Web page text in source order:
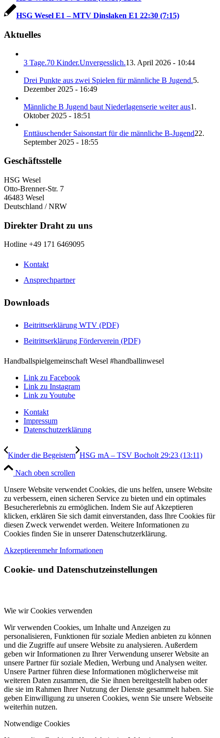
HSG Wesel E1 – MTV Dinslaken E1 22:30 (7:15)
Aktuelles
3 Tage.70 Kinder.Unvergesslich.13. April 2026 - 10:44
Drei Punkte aus zwei Spielen für männliche B Jugend.5.
Dezember 2025 - 16:49
Männliche B Jugend baut Niederlagenserie weiter aus1.
Oktober 2025 - 18:51
Enttäuschender Saisonstart für die männliche B-Jugend22.
September 2025 - 18:55
Geschäftsstelle
HSG Wesel
Otto-Brenner-Str. 7
46483 Wesel
Deutschland / NRW
Direkter Draht zu uns
Hotline +49 171 6469095
Kontakt
Ansprechpartner
Downloads
Beitrittserklärung WTV (PDF)
Beitrittserklärung Förderverein (PDF)
Handballspielgemeinschaft Wesel #handballinwesel
Link zu Facebook
Link zu Instagram
Link zu Youtube
Kontakt
Impressum
Datenschutzerklärung
Kinder die Begeistern HSG mA – TSV Bocholt 29:23 (13:11)
Nach oben scrollen
Unsere Website verwendet Cookies, die uns helfen, unsere Website
zu verbessern, einen sicheren Service zu bieten und ein optimales
Besuchererlebnis zu ermöglichen. Indem Sie auf Akzeptieren
klicken, erklären Sie sich damit einverstanden, dass Ihre Cookies für
diesen Zweck verwendet werden. Weitere Informationen zu
Cookies finden Sie in unserer Datenschutzerklärung.
Akzeptierenmehr Informationen
Cookie- und Datenschutzeinstellungen
Wie wir Cookies verwenden
Wir verwenden Cookies, um Inhalte und Anzeigen zu
personalisieren, Funktionen für soziale Medien anbieten zu können
und die Zugriffe auf unsere Website zu analysieren. Außerdem
geben wir Informationen zu Ihrer Verwendung unserer Website an
unsere Partner für soziale Medien, Werbung und Analysen weiter.
Unsere Partner führen diese Informationen möglicherweise mit
weiteren Daten zusammen, die Sie ihnen bereitgestellt haben oder
die sie im Rahmen Ihrer Nutzung der Dienste gesammelt haben. Sie
geben Einwilligung zu unseren Cookies, wenn Sie unsere Webseite
weiterhin nutzen.
Notwendige Cookies